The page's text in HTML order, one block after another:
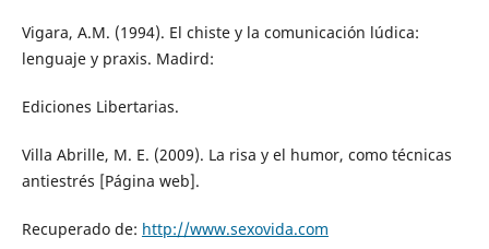
Vigara, A.M. (1994). El chiste y la comunicación lúdica:
lenguaje y praxis. Madird:
Ediciones Libertarias.
Villa Abrille, M. E. (2009). La risa y el humor, como técnicas
antiestrés [Página web].
Recuperado de: http://www.sexovida.com